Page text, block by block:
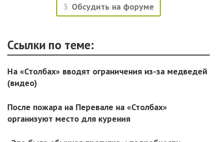
3 Обсудить на форуме
Ссылки по теме:
На «Столбах» вводят ограничения из-за медведей
(видео)
После пожара на Перевале на «Столбах»
организуют место для курения